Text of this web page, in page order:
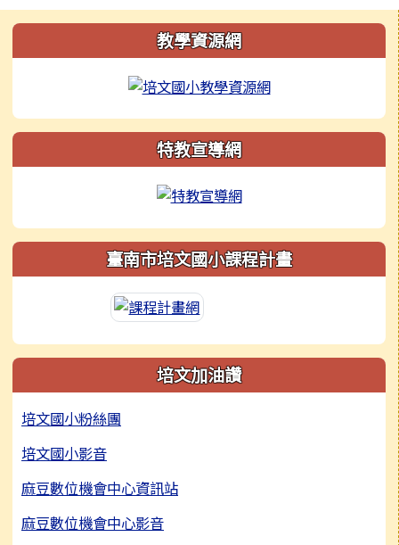
左邊區域內容 教學資源網
特教宣導網
臺南市培文國小課程計畫
培文加油讚
培文國小粉絲團
培文國小影音
麻豆數位機會中心資訊站
麻豆數位機會中心影音